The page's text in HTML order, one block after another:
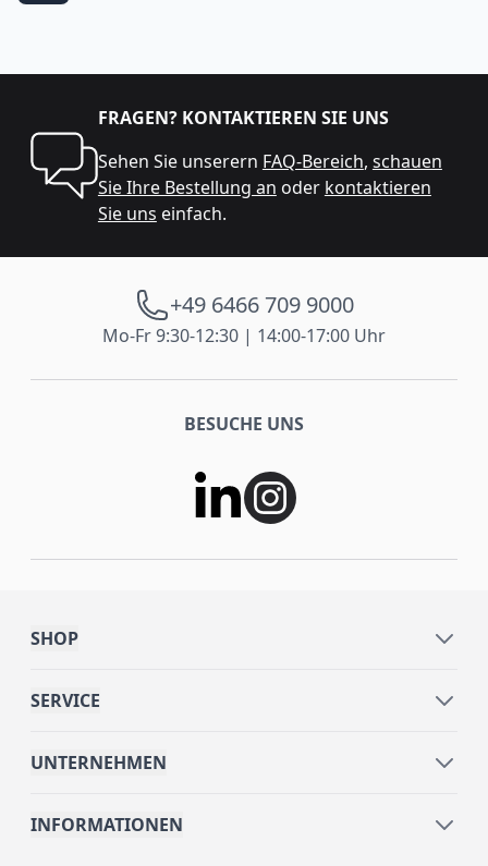
FRAGEN? KONTAKTIEREN SIE UNS
Sehen Sie unserern FAQ-Bereich, schauen
Sie Ihre Bestellung an oder kontaktieren
Sie uns einfach.
+49 6466 709 9000
Mo-Fr 9:30-12:30 | 14:00-17:00 Uhr
BESUCHE UNS
SHOP
SERVICE
UNTERNEHMEN
INFORMATIONEN